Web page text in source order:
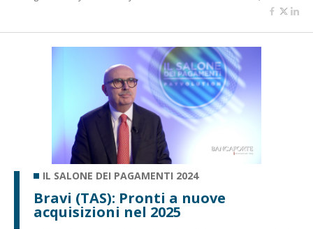
IL SALONE DEI PAGAMENTI 2024
Bravi (TAS): Pronti a nuove
acquisizioni nel 2025